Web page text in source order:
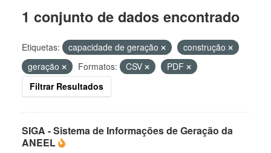
1 conjunto de dados encontrado
Etiquetas: capacidade de geração
construção
geração
Formatos: CSV
PDF
Filtrar Resultados
SIGA - Sistema de Informações de Geração da
ANEEL